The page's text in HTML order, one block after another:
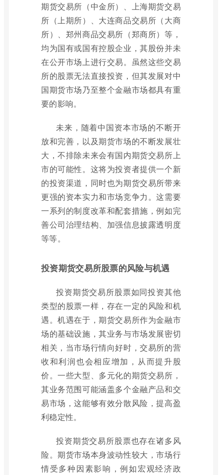
期货交易所（中金所）、上海期货交易
所（上期所）、大连商品交易所（大商
所）、郑州商品交易所（郑商所）等，
均为国有或国有控股企业，其股份并未
在公开市场上进行交易。虽然这些交易
所的股票无法直接投资，但其发展对中
国期货市场乃至整个金融市场都具有重
要的影响。
未来，随着中国资本市场的不断开
放和完善，以及期货市场的不断发展壮
大，不排除未来会有国内期货交易所上
市的可能性。这将为投资者提供一个新
的投资渠道，同时也为期货交易所带来
更强的资本实力和市场竞争力。这需要
一系列的制度改革和配套措施，例如完
善公司治理结构、加强信息披露透明度
等等。
投资期货交易所股票的风险与机遇
投资期货交易所股票如同投资其他
类型的股票一样，存在一定的风险和机
遇。机遇在于，期货交易所作为金融市
场的基础设施，其业务与市场发展密切
相关，当市场行情向好时，交易所的营
收和利润也会相应增加，从而提升股
价。一些大型、多元化的期货交易所，
其业务范围可能涵盖多个金融产品和交
易市场，这能够有效分散风险，提高盈
利稳定性。
投资期货交易所股票也存在诸多风
险。期货市场本身波动性较大，市场行
情受多种因素影响，例如宏观经济政